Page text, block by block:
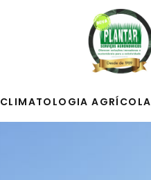
CLIMATOLOGIA AGRÍCOLA